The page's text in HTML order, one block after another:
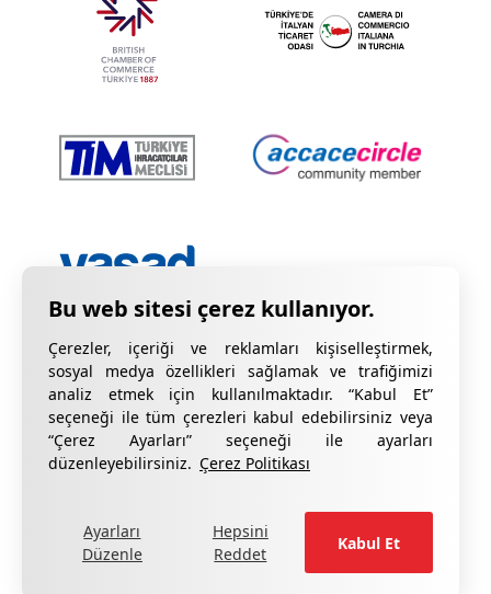
Çerezler, içeriği ve reklamları kişiselleştirmek,
sosyal medya özellikleri sağlamak ve trafiğimizi
analiz etmek için kullanılmaktadır. “Kabul Et”
seçeneği ile tüm çerezleri kabul edebilirsiniz veya
“Çerez Ayarları” seçeneği ile ayarları
düzenleyebilirsiniz. Çerez Politikası
Ayarları
Düzenle
Hepsini
Reddet
Kabul Et
Gizlilik Bildirimi
KVKK Hakkında Bilgilendirme
Şikâyetleriniz için lütfen formu doldurun .